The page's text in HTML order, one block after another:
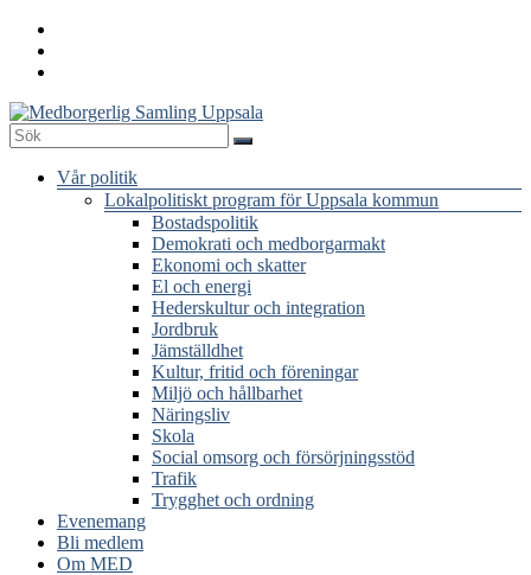
Hoppa
innehåll
Medborgerlig
Samling
Uppsala
Meny
Vår politik
Lokalpolitiskt program för Uppsala kommun
Bostadspolitik
Demokrati och medborgarmakt
Ekonomi och skatter
El och energi
Hederskultur och integration
Jordbruk
Jämställdhet
Kultur, fritid och föreningar
Miljö och hållbarhet
Näringsliv
Skola
Social omsorg och försörjningsstöd
Trafik
Trygghet och ordning
Evenemang
Bli medlem
Om MED